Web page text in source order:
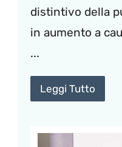
distintivo della
in aumento a
...
Leggi Tutto